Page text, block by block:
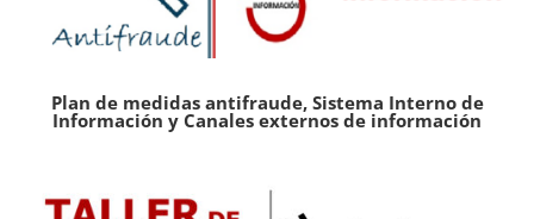
Plan de medidas antifraude, Sistema Interno de
Información y Canales externos de información